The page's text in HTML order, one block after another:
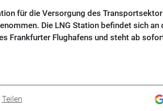
für die Versorgung des
Die LNG Station befindet sich
Frankfurter Flughafens und steht ab
Teilen